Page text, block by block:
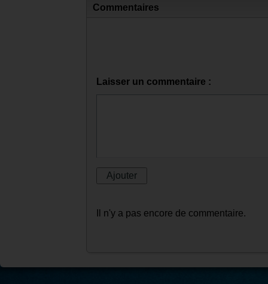
Commentaires
Laisser un commentaire :
Il n'y a pas encore de commentaire.